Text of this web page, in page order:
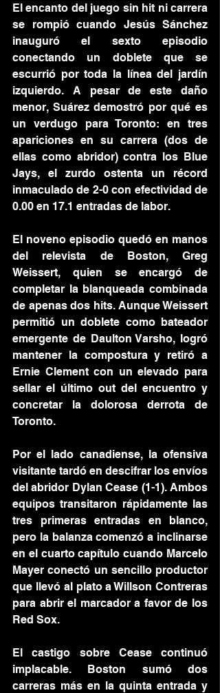
El encanto del juego sin hit ni carrera
se rompió cuando Jesús Sánchez
inauguró el sexto episodio
conectando un doblete que se
escurrió por toda la línea del jardín
izquierdo. A pesar de este daño
menor, Suárez demostró por qué es
un verdugo para Toronto: en tres
apariciones en su carrera (dos de
ellas como abridor) contra los Blue
Jays, el zurdo ostenta un récord
inmaculado de 2-0 con efectividad de
0.00 en 17.1 entradas de labor.
El noveno episodio quedó en manos
del relevista de Boston, Greg
Weissert, quien se encargó de
completar la blanqueada combinada
de apenas dos hits. Aunque Weissert
permitió un doblete como bateador
emergente de Daulton Varsho, logró
mantener la compostura y retiró a
Ernie Clement con un elevado para
sellar el último out del encuentro y
concretar la dolorosa derrota de
Toronto.
Por el lado canadiense, la ofensiva
visitante tardó en descifrar los envíos
del abridor Dylan Cease (1-1). Ambos
equipos transitaron rápidamente las
tres primeras entradas en blanco,
pero la balanza comenzó a inclinarse
en el cuarto capítulo cuando Marcelo
Mayer conectó un sencillo productor
que llevó al plato a Willson Contreras
para abrir el marcador a favor de los
Red Sox.
El castigo sobre Cease continuó
implacable. Boston sumó dos
carreras más en la quinta entrada y